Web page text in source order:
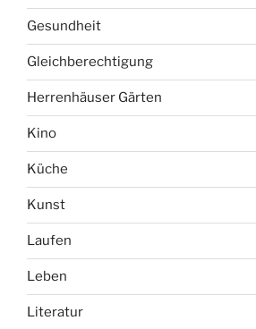
Gesundheit
Gleichberechtigung
Herrenhäuser Gärten
Kino
Küche
Kunst
Laufen
Leben
Literatur